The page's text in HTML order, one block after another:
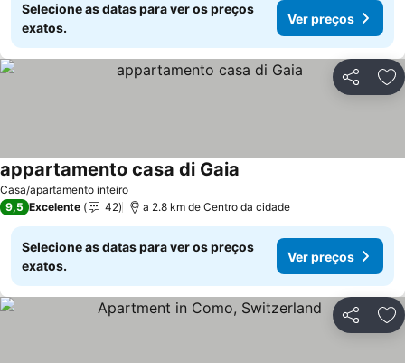
Selecione as datas para ver os preços
exatos.
Ver preços
Partilhar
Casa/apartamento inteiro
appartamento casa di Gaia
9,5 Excelente 42 a 2.8 km de Centro da cidade
Selecione as datas para ver os preços
exatos.
Ver preços
Partilhar